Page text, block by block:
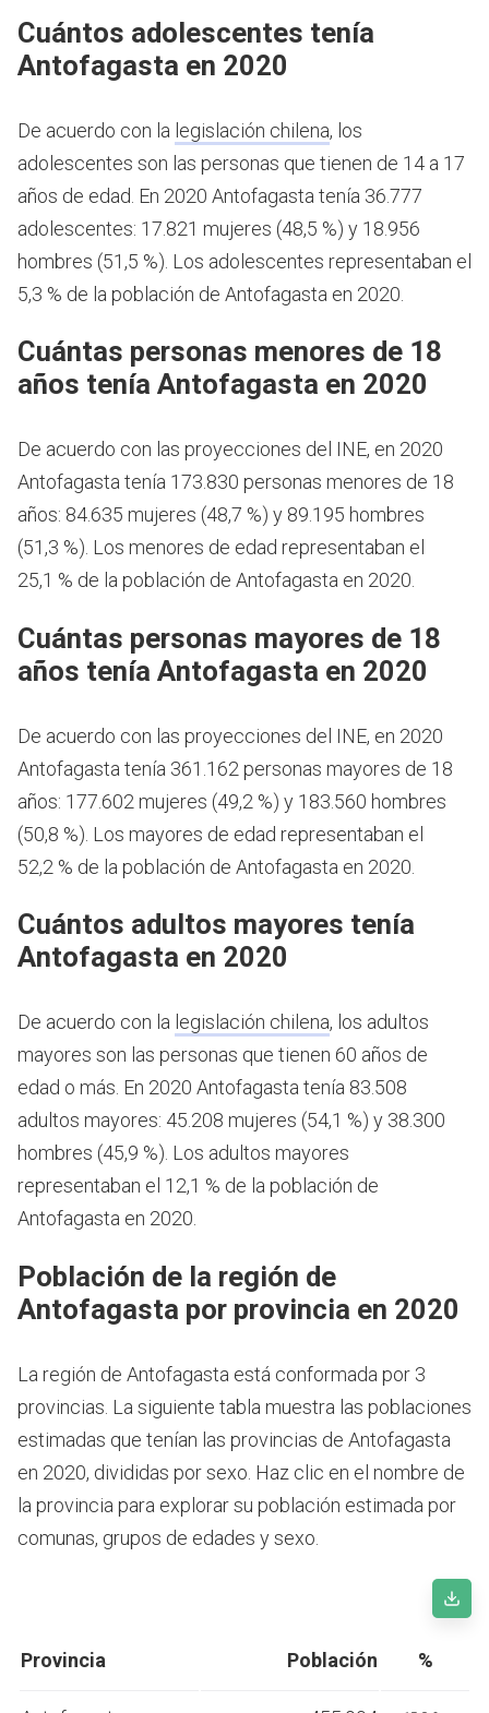
Cuántos adolescentes tenía
Antofagasta en 2020
De acuerdo con la legislación chilena, los
adolescentes son las personas que tienen de 14 a 17
años de edad. En 2020 Antofagasta tenía 36.777
adolescentes: 17.821 mujeres (48,5 %) y 18.956
hombres (51,5 %). Los adolescentes representaban el
5,3 % de la población de Antofagasta en 2020.
Cuántas personas menores de 18
años tenía Antofagasta en 2020
De acuerdo con las proyecciones del INE, en 2020
Antofagasta tenía 173.830 personas menores de 18
años: 84.635 mujeres (48,7 %) y 89.195 hombres
(51,3 %). Los menores de edad representaban el
25,1 % de la población de Antofagasta en 2020.
Cuántas personas mayores de 18
años tenía Antofagasta en 2020
De acuerdo con las proyecciones del INE, en 2020
Antofagasta tenía 361.162 personas mayores de 18
años: 177.602 mujeres (49,2 %) y 183.560 hombres
(50,8 %). Los mayores de edad representaban el
52,2 % de la población de Antofagasta en 2020.
Cuántos adultos mayores tenía
Antofagasta en 2020
De acuerdo con la legislación chilena, los adultos
mayores son las personas que tienen 60 años de
edad o más. En 2020 Antofagasta tenía 83.508
adultos mayores: 45.208 mujeres (54,1 %) y 38.300
hombres (45,9 %). Los adultos mayores
representaban el 12,1 % de la población de
Antofagasta en 2020.
Población de la región de
Antofagasta por provincia en 2020
La región de Antofagasta está conformada por 3
provincias. La siguiente tabla muestra las poblaciones
estimadas que tenían las provincias de Antofagasta
en 2020, divididas por sexo. Haz clic en el nombre de
la provincia para explorar su población estimada por
comunas, grupos de edades y sexo.
Provincia Población %